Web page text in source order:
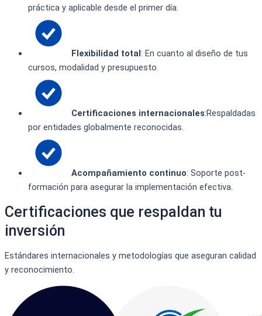
práctica y aplicable desde el primer día.
Flexibilidad total: En cuanto al diseño de tus
cursos, modalidad y presupuesto.
Certificaciones internacionales:Respaldadas
por entidades globalmente reconocidas.
Acompañamiento continuo: Soporte post-
formación para asegurar la implementación efectiva.
Certificaciones que respaldan tu
inversión
Estándares internacionales y metodologías que aseguran calidad
y reconocimiento.